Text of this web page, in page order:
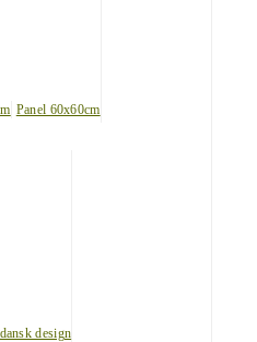
Panel 60x60cm
design